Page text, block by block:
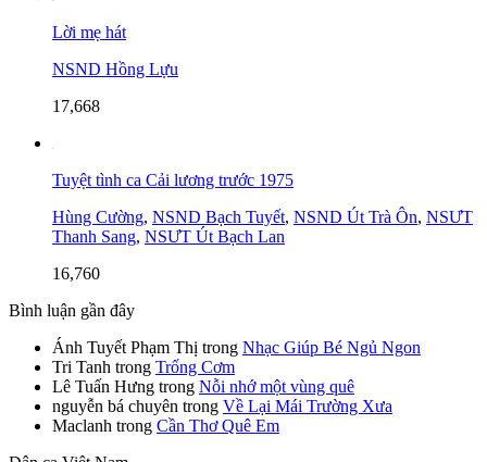
Lời mẹ hát
NSND Hồng Lựu
17,668
Tuyệt tình ca Cải lương trước 1975
Hùng Cường, NSND Bạch Tuyết, NSND Út Trà Ôn, NSƯT
Thanh Sang, NSƯT Út Bạch Lan
16,760
Bình luận gần đây
Ánh Tuyết Phạm Thị trong Nhạc Giúp Bé Ngủ Ngon
Tri Tanh trong Trống Cơm
Lê Tuấn Hưng trong Nỗi nhớ một vùng quê
nguyễn bá chuyên trong Về Lại Mái Trường Xưa
Maclanh trong Cần Thơ Quê Em